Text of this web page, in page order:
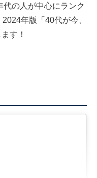
の人が中心にランク
年版「40代が今、
す！